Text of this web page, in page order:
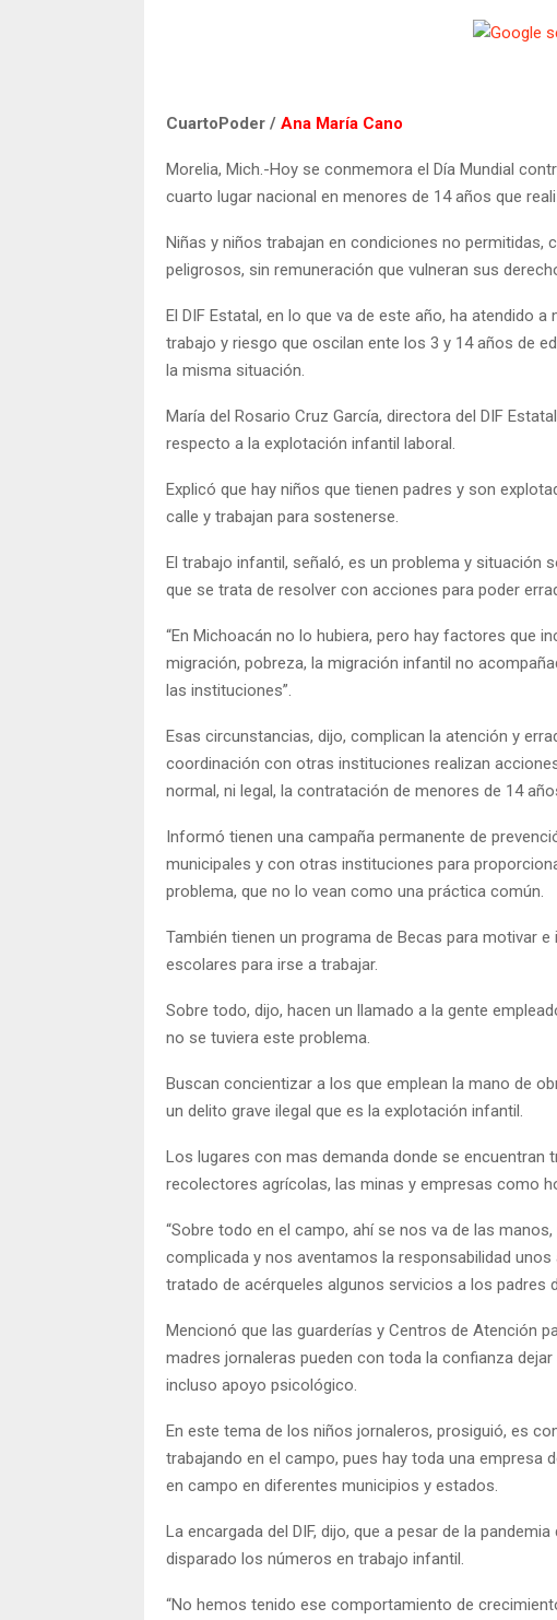
CuartoPoder / Ana María Cano
Morelia, Mich.-Hoy se conmemora el Día Mundial
cuarto lugar nacional en menores de 14 años que
Niñas y niños trabajan en condiciones no permitidas,
peligrosos, sin remuneración que vulneran sus
El DIF Estatal, en lo que va de este año, ha atendido
trabajo y riesgo que oscilan ente los 3 y 14 años de
la misma situación.
María del Rosario Cruz García, directora del DIF
respecto a la explotación infantil laboral.
Explicó que hay niños que tienen padres y son
calle y trabajan para sostenerse.
El trabajo infantil, señaló, es un problema y situación
que se trata de resolver con acciones para poder
“En Michoacán no lo hubiera, pero hay factores que
migración, pobreza, la migración infantil no
las instituciones”.
Esas circunstancias, dijo, complican la atención y
coordinación con otras instituciones realizan
normal, ni legal, la contratación de menores de 14
Informó tienen una campaña permanente de
municipales y con otras instituciones para
problema, que no lo vean como una práctica común.
También tienen un programa de Becas para motivar
escolares para irse a trabajar.
Sobre todo, dijo, hacen un llamado a la gente
no se tuviera este problema.
Buscan concientizar a los que emplean la mano de
un delito grave ilegal que es la explotación infantil.
Los lugares con mas demanda donde se
recolectores agrícolas, las minas y empresas como
“Sobre todo en el campo, ahí se nos va de las
complicada y nos aventamos la responsabilidad
tratado de acérqueles algunos servicios a los padres
Mencionó que las guarderías y Centros de Atención
madres jornaleras pueden con toda la confianza
incluso apoyo psicológico.
En este tema de los niños jornaleros, prosiguió, es
trabajando en el campo, pues hay toda una empresa
en campo en diferentes municipios y estados.
La encargada del DIF, dijo, que a pesar de la
disparado los números en trabajo infantil.
“No hemos tenido ese comportamiento de